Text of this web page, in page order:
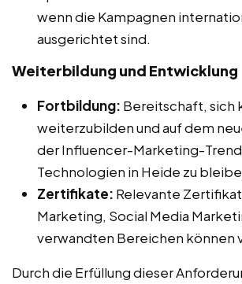
wenn die Kampagnen
ausgerichtet sind.
Weiterbildung und Entwicklung
Fortbildung: Bereitschaft, sich
weiterzubilden und auf dem
der Influencer-Marketing-
Technologien in Heide zu
Zertifikate: Relevante
Marketing, Social Media
verwandten Bereichen können
Durch die Erfüllung dieser